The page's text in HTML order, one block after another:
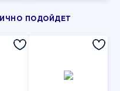
ПОДОЙДЕТ